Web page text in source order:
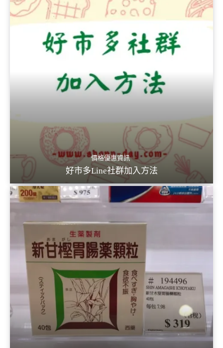
價格優惠資訊
好市多Line社群加入方法